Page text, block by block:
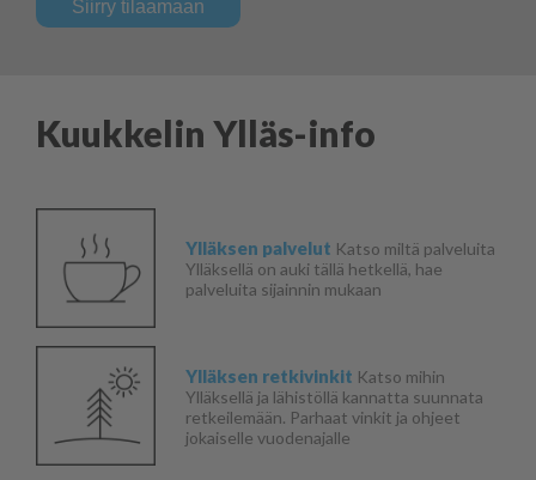
Siirry tilaamaan
Kuukkelin Ylläs-info
Ylläksen palvelut Katso miltä palveluita
Ylläksellä on auki tällä hetkellä, hae
palveluita sijainnin mukaan
Ylläksen retkivinkit Katso mihin
Ylläksellä ja lähistöllä kannatta suunnata
retkeilemään. Parhaat vinkit ja ohjeet
jokaiselle vuodenajalle